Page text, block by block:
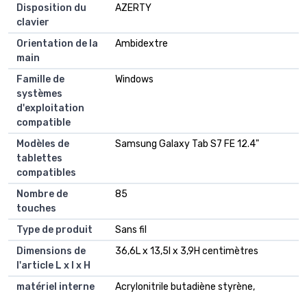
Disposition du
clavier
AZERTY
Orientation de la
main
Ambidextre
Famille de
systèmes
d'exploitation
compatible
Windows
Modèles de
tablettes
compatibles
Samsung Galaxy Tab S7 FE 12.4"
Nombre de
touches
85
Type de produit
Sans fil
Dimensions de
l'article L x l x H
36,6L x 13,5l x 3,9H centimètres
matériel interne
Acrylonitrile butadiène styrène,